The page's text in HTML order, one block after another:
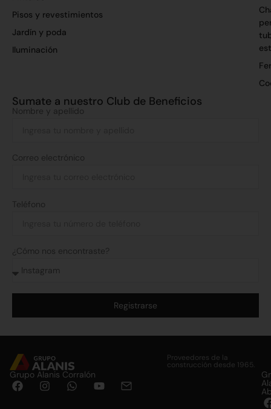
Pisos y revestimientos
Jardín y poda
Iluminación
Sumate a nuestro Club de Beneficios
Nombre y apellido
Correo electrónico
Teléfono
¿Cómo nos encontraste?
Registrarse
Proveedores de la
construcción desde 1965.
Grupo Alanis Corralón